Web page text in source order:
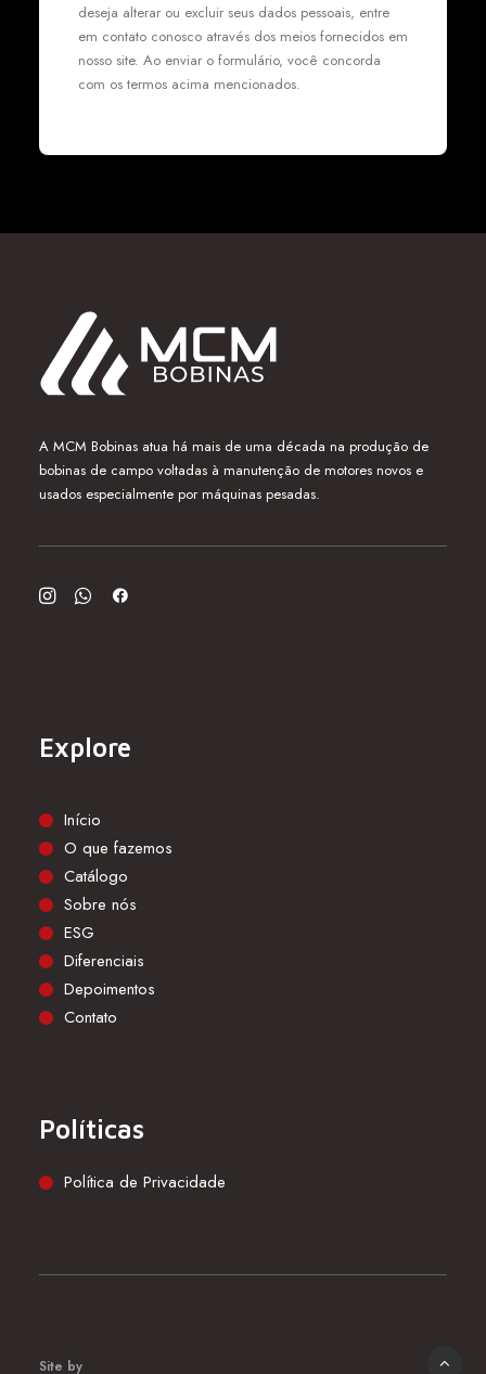
deseja alterar ou excluir seus dados pessoais, entre
em contato conosco através dos meios fornecidos em
nosso site. Ao enviar o formulário, você concorda
com os termos acima mencionados.
A MCM Bobinas atua há mais de uma década na produção de
bobinas de campo voltadas à manutenção de motores novos e
usados especialmente por máquinas pesadas.
Explore
Início
O que fazemos
Catálogo
Sobre nós
ESG
Diferenciais
Depoimentos
Contato
Políticas
Política de Privacidade
Site by